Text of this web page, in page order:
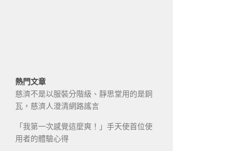
熱門文章
慈濟不是以服裝分階級、靜思堂用的是銅
瓦，慈濟人澄清網路謠言
「我第一次感覺這麼爽！」手天使首位使
用者的體驗心得